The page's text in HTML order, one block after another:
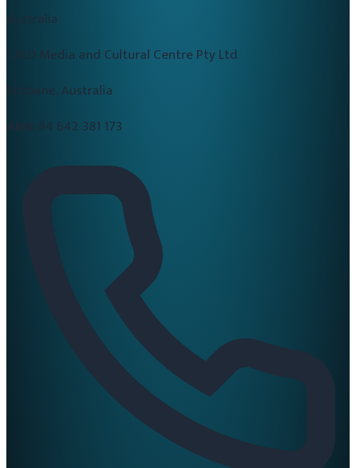
Australia
CALD Media and Cultural Centre Pty Ltd
Brisbane, Australia
84 642 381 173